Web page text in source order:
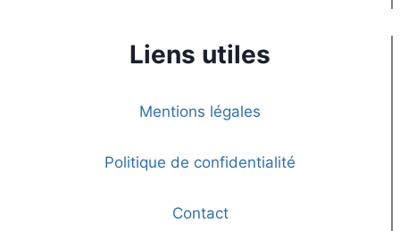
Liens utiles
Mentions légales
Politique de confidentialité
Contact